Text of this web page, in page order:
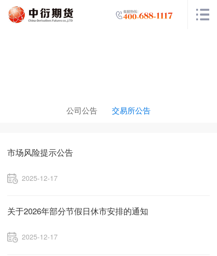
公司公告 交易所公告
市场风险提示公告
2025-12-17
关于2026年部分节假日休市安排的通知
2025-12-17